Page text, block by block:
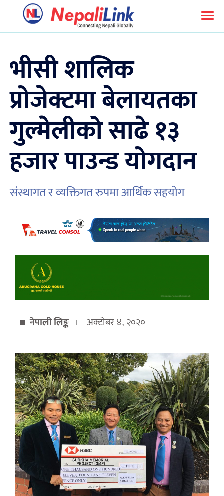
भीसी शालिक
प्रोजेक्टमा बेलायतका
गुल्मेलीको साढे १३
हजार पाउन्ड योगदान
संस्थागत र व्यक्तिगत रुपमा आर्थिक सहयोग
नेपाली लिङ्क अक्टोबर ४, २०२०